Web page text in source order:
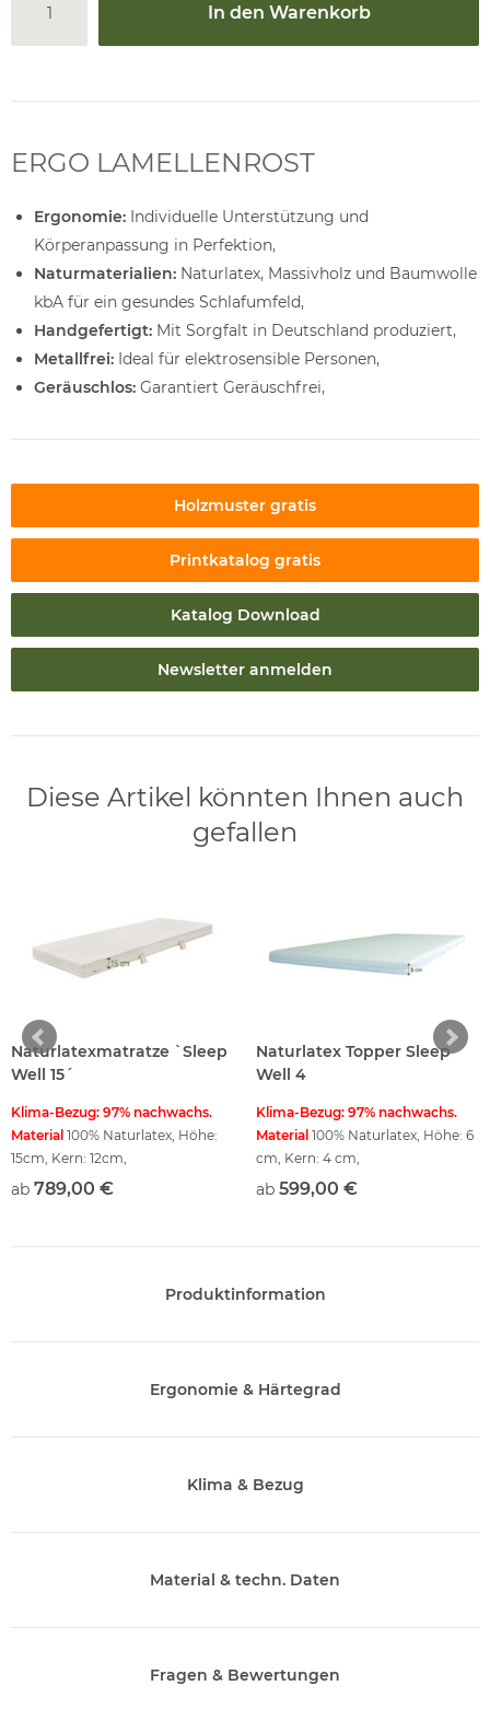
In den Warenkorb
ERGO LAMELLENROST
Ergonomie: Individuelle Unterstützung und
Körperanpassung in Perfektion,
Naturmaterialien: Naturlatex, Massivholz und Baumwolle
kbA für ein gesundes Schlafumfeld,
Handgefertigt: Mit Sorgfalt in Deutschland produziert,
Metallfrei: Ideal für elektrosensible Personen,
Geräuschlos: Garantiert Geräuschfrei,
Holzmuster gratis
Printkatalog gratis
Katalog Download
Newsletter anmelden
Diese Artikel könnten Ihnen auch
gefallen
Naturlatexmatratze `Sleep
Well 15´
Klima-Bezug: 97% nachwachs.
Material 100% Naturlatex, Höhe:
15cm, Kern: 12cm,
ab 789,00 €
Naturlatex Topper Sleep
Well 4
Klima-Bezug: 97% nachwachs.
Material 100% Naturlatex, Höhe: 6
cm, Kern: 4 cm,
ab 599,00 €
Produktinformation
Ergonomie & Härtegrad
Klima & Bezug
Material & techn. Daten
Fragen & Bewertungen